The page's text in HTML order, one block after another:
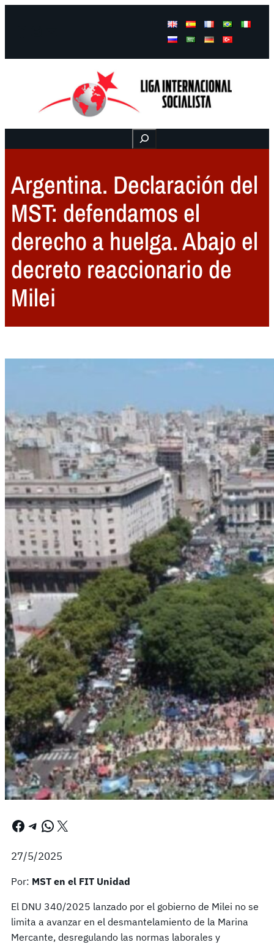
Buscar
Argentina. Declaración del
MST: defendamos el
derecho a huelga. Abajo el
decreto reaccionario de
Milei
Facebook Telegram WhatsApp X
27/5/2025
Por: MST en el FIT Unidad
El DNU 340/2025 lanzado por el gobierno de Milei no se
limita a avanzar en el desmantelamiento de la Marina
Mercante, desregulando las normas laborales y